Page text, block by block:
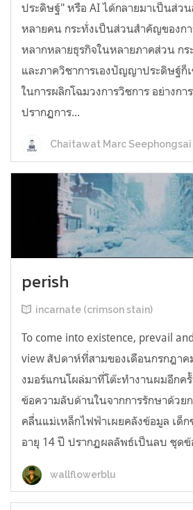
ประดิษฐ์" หรือ AI ได้กลายมาเป็นส่ว
หลายคน กระทั่งเป็นส่วนสำคัญของก
หลากหลายธุรกิจในหลายภาคส่วน กร
และภาควิชาการเองปัญญาประดิษฐ์
ในการผลิกโฉมวงการวิชการ อย่างก
ปรากฏการ...
Chaitawat Marc Seephongsai
perish
incarnate (crimson stain)
To come into existence, prevail
view สัปดาห์ที่สามของเดือนกรกฎา
งมอร์แกนโผล่มาที่โต๊ะทำงานผมอีกค
ข้อความลับด้านในจากการรักษาด้วย
คลื่นแม่เหล็กไฟฟ้าเผยคลังข้อมูล เด็
อายุ 14 ปี ปรากฏผลลัพธ์เป็นลบ ชุด
wallflowerblu